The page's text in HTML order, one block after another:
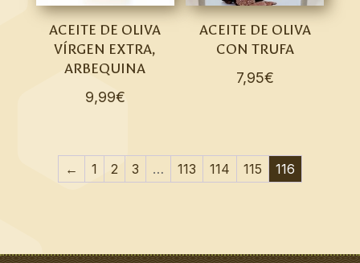
ACEITE DE OLIVA
VÍRGEN EXTRA,
ARBEQUINA
9,99€
ACEITE DE OLIVA
CON TRUFA
7,95€
← 1 2 3 … 113 114 115 116